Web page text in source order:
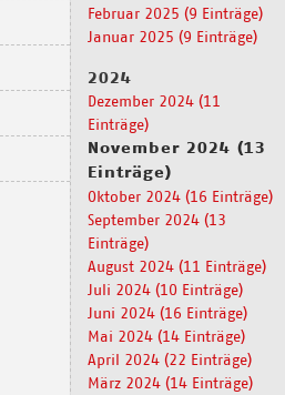
Februar 2025 (9 Einträge)
Januar 2025 (9 Einträge)
2024
Dezember 2024 (11
Einträge)
November 2024 (13
Einträge)
Oktober 2024 (16 Einträge)
September 2024 (13
Einträge)
August 2024 (11 Einträge)
Juli 2024 (10 Einträge)
Juni 2024 (16 Einträge)
Mai 2024 (14 Einträge)
April 2024 (22 Einträge)
März 2024 (14 Einträge)